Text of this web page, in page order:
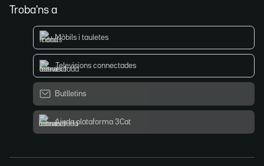
Troba'ns a
Mòbils i tauletes
Televisions connectades
Butlletins
Ajuda plataforma 3Cat